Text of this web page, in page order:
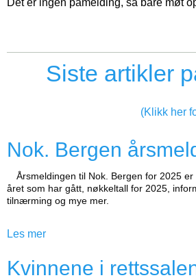
Siste artikler
(Klikk her
Nok. Bergen
Årsmeldingen til Nok. Bergen for 2025
året som har gått, nøkkeltall for 2025,
tilnærming og mye mer.
Les mer
Kvinnene i